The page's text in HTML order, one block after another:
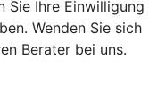
Sie Ihre Einwilligung
Wenden Sie sich
Berater bei uns.